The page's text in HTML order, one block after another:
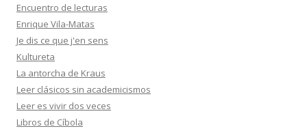
Encuentro de lecturas
Enrique Vila-Matas
Je dis ce que j'en sens
Kultureta
La antorcha de Kraus
Leer clásicos sin academicismos
Leer es vivir dos veces
Libros de Cíbola